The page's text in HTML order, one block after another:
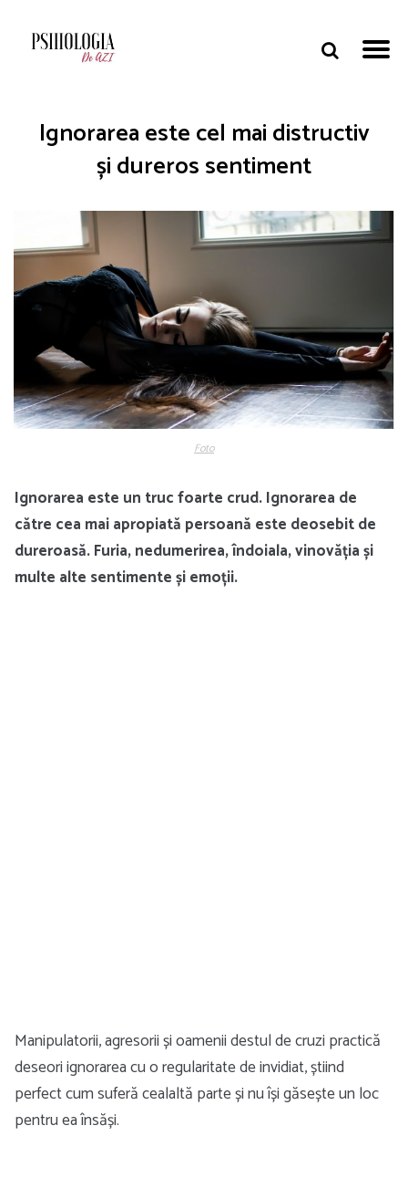
Ignorarea este cel mai distructiv
și dureros sentiment
Foto
Ignorarea este un truc foarte crud. Ignorarea de
către cea mai apropiată persoană este deosebit de
dureroasă. Furia, nedumerirea, îndoiala, vinovăția și
multe alte sentimente și emoții.
Manipulatorii, agresorii și oamenii destul de cruzi practică
deseori ignorarea cu o regularitate de invidiat, știind
perfect cum suferă cealaltă parte și nu își găsește un loc
pentru ea însăși.